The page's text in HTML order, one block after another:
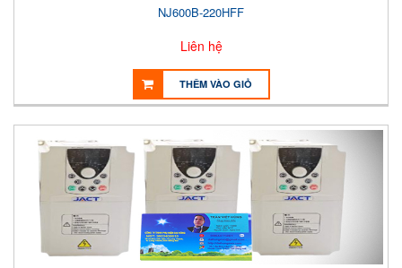
NJ600B-220HFF
Liên hệ
THÊM VÀO GIỎ